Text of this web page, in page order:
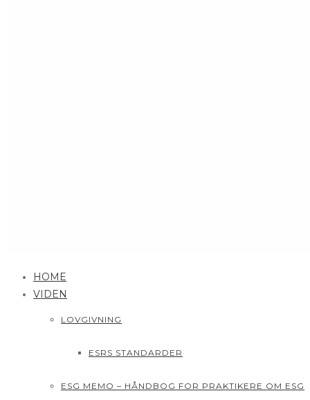
HOME
VIDEN
LOVGIVNING
ESRS STANDARDER
ESG MEMO – HÅNDBOG FOR PRAKTIKERE OM ESG